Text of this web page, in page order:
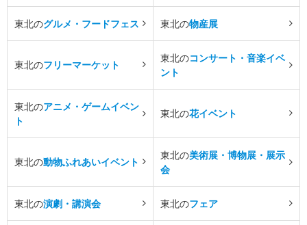
東北のグルメ・フードフェス 東北の物産展
東北のフリーマーケット
東北のコンサート・音楽イベ
ント
東北のアニメ・ゲームイベン
ト
東北の花イベント
東北の動物ふれあいイベント
東北の美術展・博物展・展示
会
東北の演劇・講演会 東北のフェア